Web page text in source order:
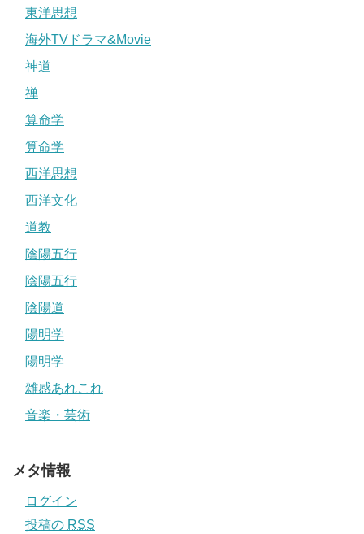
東洋思想
海外TVドラマ&Movie
神道
禅
算命学
算命学
西洋思想
西洋文化
道教
陰陽五行
陰陽五行
陰陽道
陽明学
陽明学
雑感あれこれ
音楽・芸術
メタ情報
ログイン
投稿の RSS